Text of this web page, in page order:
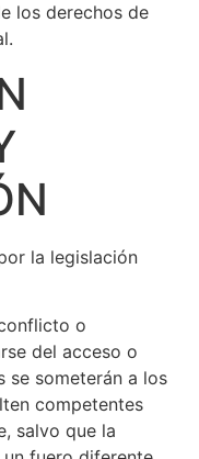
los derechos de
la legislación
o
del acceso o
se someterán a los
competentes
salvo que la